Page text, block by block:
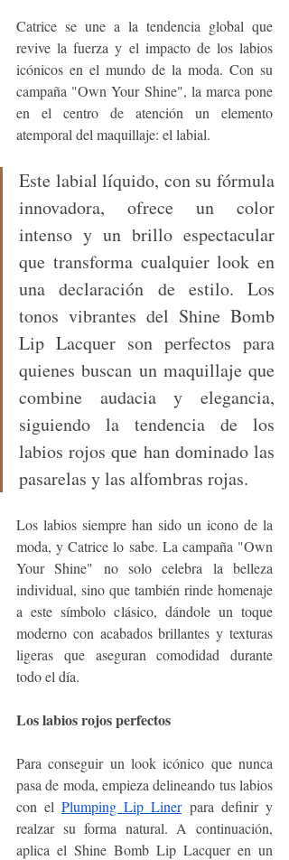
Catrice se une a la tendencia global que
revive la fuerza y el impacto de los labios
icónicos en el mundo de la moda. Con su
campaña "Own Your Shine", la marca pone
en el centro de atención un elemento
atemporal del maquillaje: el labial.
Este labial líquido, con su fórmula
innovadora, ofrece un color
intenso y un brillo espectacular
que transforma cualquier look en
una declaración de estilo. Los
tonos vibrantes del Shine Bomb
Lip Lacquer son perfectos para
quienes buscan un maquillaje que
combine audacia y elegancia,
siguiendo la tendencia de los
labios rojos que han dominado las
pasarelas y las alfombras rojas.
Los labios siempre han sido un icono de la
moda, y Catrice lo sabe. La campaña "Own
Your Shine" no solo celebra la belleza
individual, sino que también rinde homenaje
a este símbolo clásico, dándole un toque
moderno con acabados brillantes y texturas
ligeras que aseguran comodidad durante
todo el día.
Los labios rojos perfectos
Para conseguir un look icónico que nunca
pasa de moda, empieza delineando tus labios
con el Plumping Lip Liner para definir y
realzar su forma natural. A continuación,
aplica el Shine Bomb Lip Lacquer en un